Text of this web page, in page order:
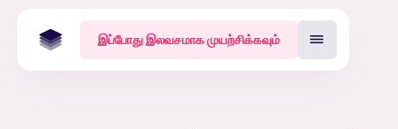
இப்போது இலவசமாக முயற்சிக்கவும்